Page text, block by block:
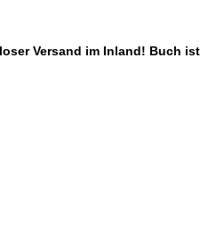
Versand im Inland! Buch ist